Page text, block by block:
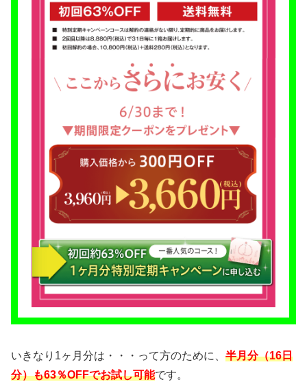
いきなり1ヶ月分は・・・って方のために、 半月分（16日
分）も63％OFFでお試し可能です。